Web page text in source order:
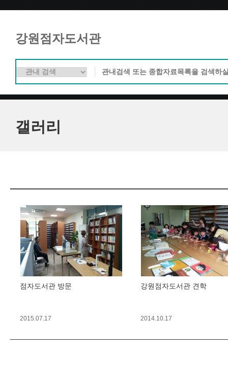
강원점자도서관
갤러리
점자도서관 방문
2015.07.17
강원점자도서관 견학
2014.10.17